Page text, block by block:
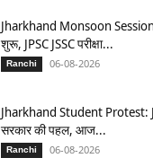
Jharkhand Monsoon
शुरू, JPSC JSSC परीक्षा...
Ranchi 06-08-2026
Jharkhand Student Protest:
सरकार की पहल, आज...
Ranchi 06-08-2026